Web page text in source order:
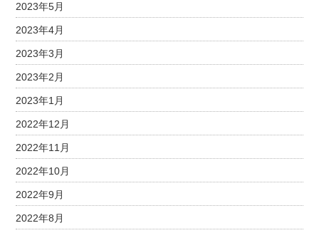
2023年5月
2023年4月
2023年3月
2023年2月
2023年1月
2022年12月
2022年11月
2022年10月
2022年9月
2022年8月